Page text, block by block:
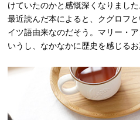
けていたのかと感慨深くなりました
最近読んだ本によると、クグロフ
イツ語由来なのだそう。マリー・
いうし、なかなかに歴史を感じるお